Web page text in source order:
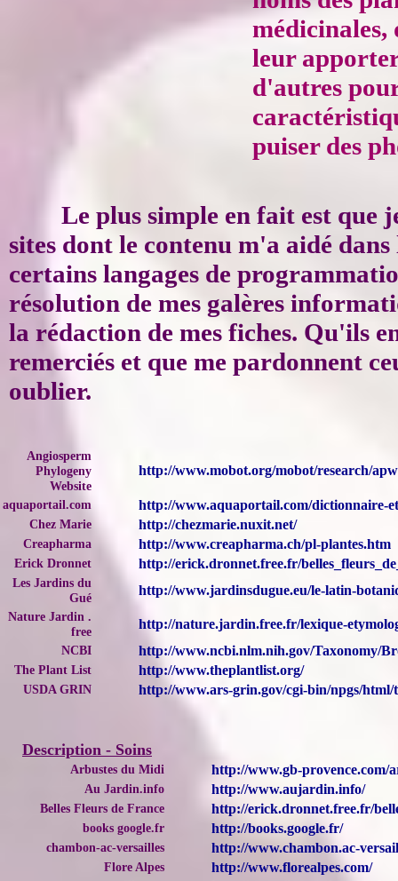
médicinales,
leur
d'autres
puiser des
Le plus simple en fait est que
sites dont le contenu m'a aidé
certains langages de
résolution de mes galères
la rédaction de mes fiches. Qu'ils
remerciés et que me pardonnent
oublier.
Angiosperm
Phylogeny
Website
http://www.mobot.org/mobot/research/
aquaportail.com http://www.aquaportail.com/dictionnaire-
Chez Marie http://chezmarie.nuxit.net/
Creapharma http://www.creapharma.ch/pl-plantes.htm
Erick Dronnet http://erick.dronnet.free.fr/
Les Jardins du
Gué
http://www.jardinsdugue.eu/le-latin-
Nature Jardin .
free
http://nature.jardin.free.fr/lexique-
NCBI http://www.ncbi.nlm.nih.gov/Taxonomy/
The Plant List http://www.theplantlist.org/
USDA GRIN http://www.ars-grin.gov/cgi-bin/npgs/
Description - Soins
Arbustes du Midi http://www.gb-provence.com/
Au Jardin.info http://www.aujardin.info/
Belles Fleurs de France http://erick.dronnet.free.fr/
books google.fr http://books.google.fr/
chambon-ac-versailles http://www.chambon.ac-
Flore Alpes http://www.florealpes.com/